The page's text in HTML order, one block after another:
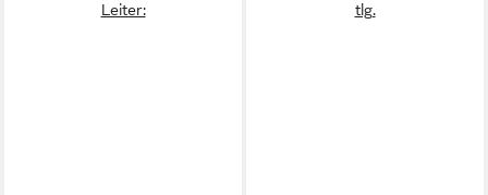
Leiter:
tlg.